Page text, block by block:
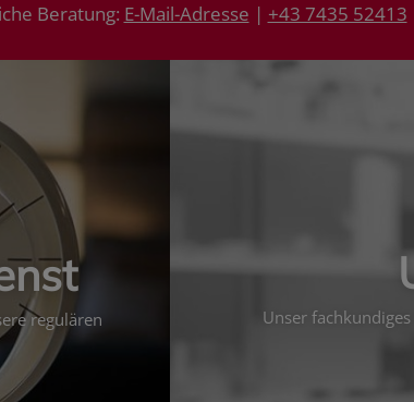
Beratung: E-Mail-Adresse | +43 7435 52413
regulären
Unser